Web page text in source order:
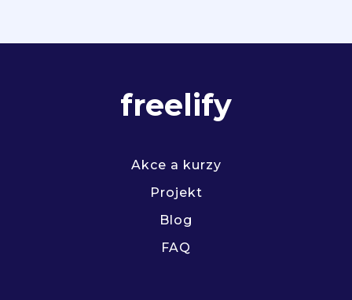
freelify
Akce a kurzy
Projekt
Blog
FAQ